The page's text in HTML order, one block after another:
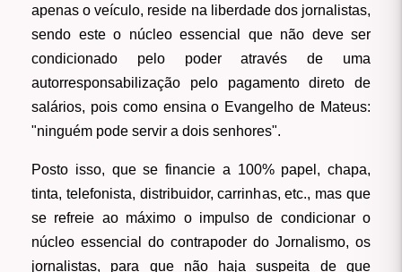
apenas o veículo, reside na liberdade dos jornalistas,
sendo este o núcleo essencial que não deve ser
condicionado pelo poder através de uma
autorresponsabilização pelo pagamento direto de
salários, pois como ensina o Evangelho de Mateus:
"ninguém pode servir a dois senhores".
Posto isso, que se financie a 100% papel, chapa,
tinta, telefonista, distribuidor, carrinhas, etc., mas que
se refreie ao máximo o impulso de condicionar o
núcleo essencial do contrapoder do Jornalismo, os
jornalistas, para que não haja suspeita de que